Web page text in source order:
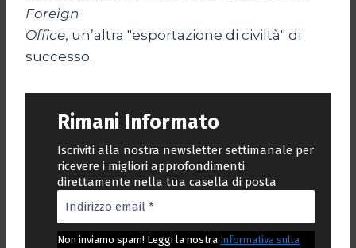
Foreign
Office, un’altra "esportazione di civiltà" di
successo.
Rimani Informato
Iscriviti alla nostra newsletter settimanale per
ricevere i migliori approfondimenti
direttamente nella tua casella di posta
Non inviamo spam! Leggi la nostra Informativa sulla